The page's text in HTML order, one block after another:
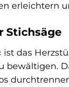
erleichtern
Stichsäge
ist das
bewältigen.